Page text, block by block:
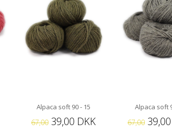
Alpaca soft 90 - 15
67,00 39,00 DKK
Alpaca soft
67,00